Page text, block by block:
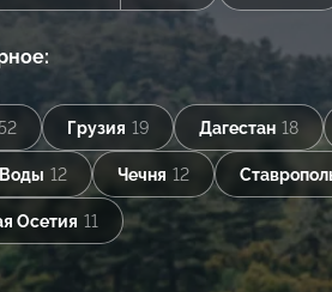
52 Грузия 19 Дагестан 18
12 Чечня 12
Осетия 11